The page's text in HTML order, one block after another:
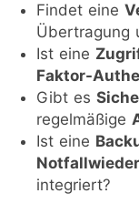
Findet eine
Übertragung
Ist eine
Faktor-
Gibt es
regelmäßige
Ist eine
integriert?